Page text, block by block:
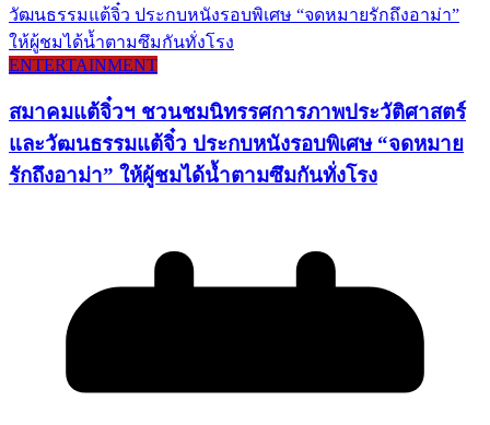
ENTERTAINMENT
สมาคมแต้จิ๋วฯ ชวนชมนิทรรศการภาพประวัติศาสตร์
และวัฒนธรรมแต้จิ๋ว ประกบหนังรอบพิเศษ “จดหมาย
รักถึงอาม่า” ให้ผู้ชมได้น้ำตามซึมกันทั่งโรง